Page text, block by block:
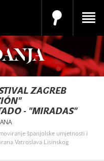
ZAGREB
- "MIRADAS"
španjolske umjetnosti i
Vatroslava Lisinskog